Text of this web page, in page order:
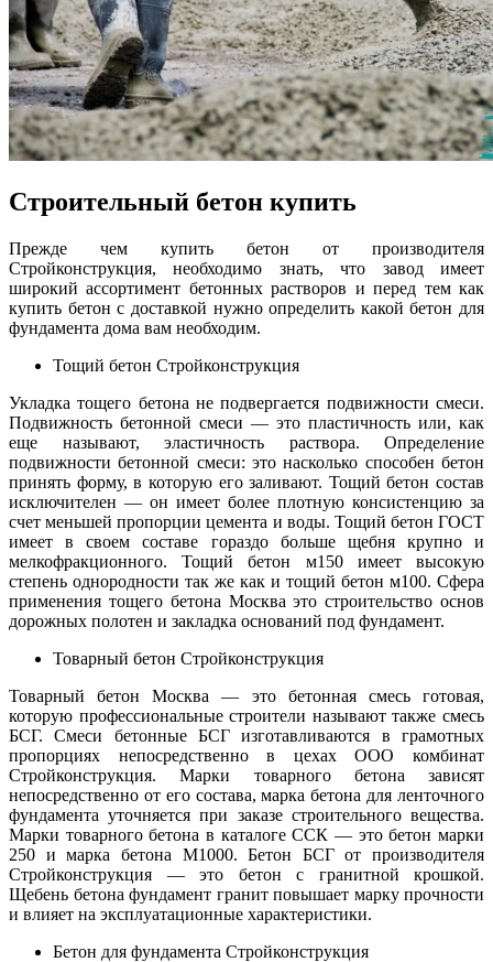
Строительный бетон купить
Прежде чем купить бетон от производителя
Стройконструкция, необходимо знать, что завод имеет
широкий ассортимент бетонных растворов и перед тем как
купить бетон с доставкой нужно определить какой бетон для
фундамента дома вам необходим.
Тощий бетон Стройконструкция
Укладка тощего бетона не подвергается подвижности смеси.
Подвижность бетонной смеси — это пластичность или, как
еще называют, эластичность раствора. Определение
подвижности бетонной смеси: это насколько способен бетон
принять форму, в которую его заливают. Тощий бетон состав
исключителен — он имеет более плотную консистенцию за
счет меньшей пропорции цемента и воды. Тощий бетон ГОСТ
имеет в своем составе гораздо больше щебня крупно и
мелкофракционного. Тощий бетон м150 имеет высокую
степень однородности так же как и тощий бетон м100. Сфера
применения тощего бетона Москва это строительство основ
дорожных полотен и закладка оснований под фундамент.
Товарный бетон Стройконструкция
Товарный бетон Москва — это бетонная смесь готовая,
которую профессиональные строители называют также смесь
БСГ. Смеси бетонные БСГ изготавливаются в грамотных
пропорциях непосредственно в цехах ООО комбинат
Стройконструкция. Марки товарного бетона зависят
непосредственно от его состава, марка бетона для ленточного
фундамента уточняется при заказе строительного вещества.
Марки товарного бетона в каталоге ССК — это бетон марки
250 и марка бетона М1000. Бетон БСГ от производителя
Стройконструкция — это бетон с гранитной крошкой.
Щебень бетона фундамент гранит повышает марку прочности
и влияет на эксплуатационные характеристики.
Бетон для фундамента Стройконструкция